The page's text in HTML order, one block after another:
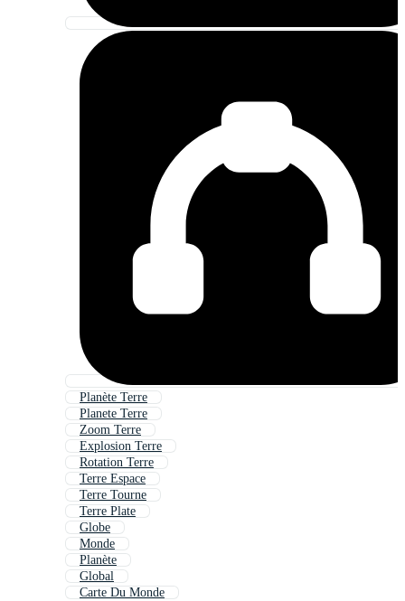
Planète Terre
Planete Terre
Zoom Terre
Explosion Terre
Rotation Terre
Terre Espace
Terre Tourne
Terre Plate
Globe
Monde
Planète
Global
Carte Du Monde